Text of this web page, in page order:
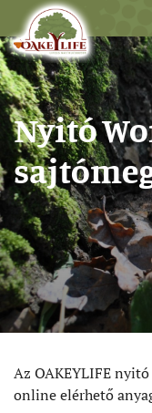
Nyitó
Az OAKEYLIFE
online elérhető